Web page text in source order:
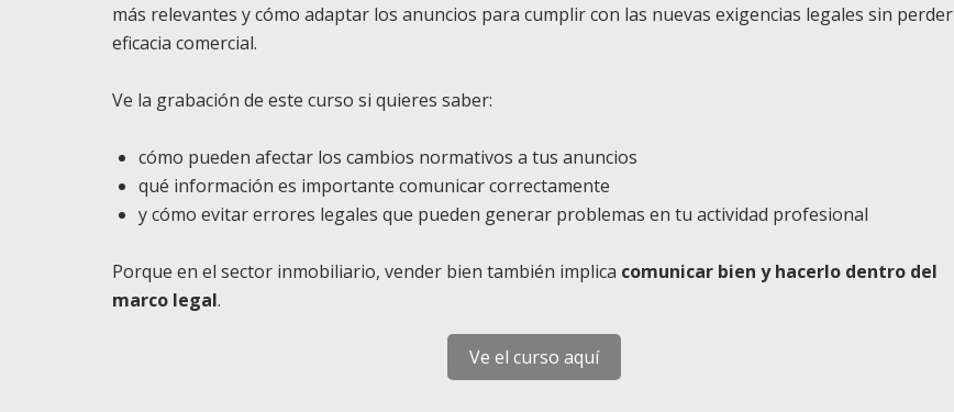
más relevantes y cómo adaptar los anuncios para cumplir con las nuevas exigencias legales sin perder
eficacia comercial.
Ve la grabación de este curso si quieres saber:
cómo pueden afectar los cambios normativos a tus anuncios
qué información es importante comunicar correctamente
y cómo evitar errores legales que pueden generar problemas en tu actividad profesional
Porque en el sector inmobiliario, vender bien también implica comunicar bien y hacerlo dentro del
marco legal.
Ve el curso aquí